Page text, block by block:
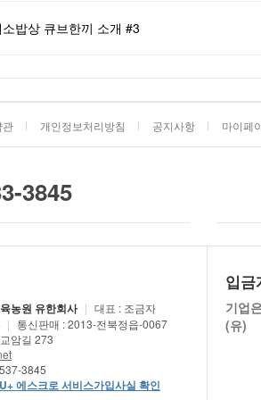
밥상 큐브한끼 소개 #3
관 개인정보처리방침 공지사항 마이페
3845
농원 유한회사 | 대표 : 조금자
| 통신판매 : 2013-전북정읍-0067
암길 273
3845
에스크로 서비스가입사실 확인
입금
기업
(유)